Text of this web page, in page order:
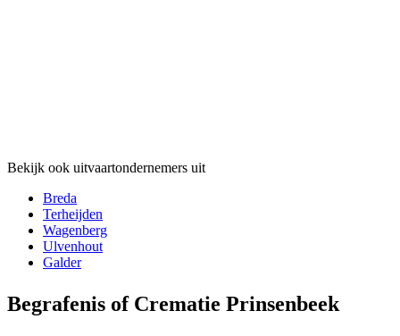
Bekijk ook uitvaartondernemers uit
Breda
Terheijden
Wagenberg
Ulvenhout
Galder
Begrafenis of Crematie Prinsenbeek